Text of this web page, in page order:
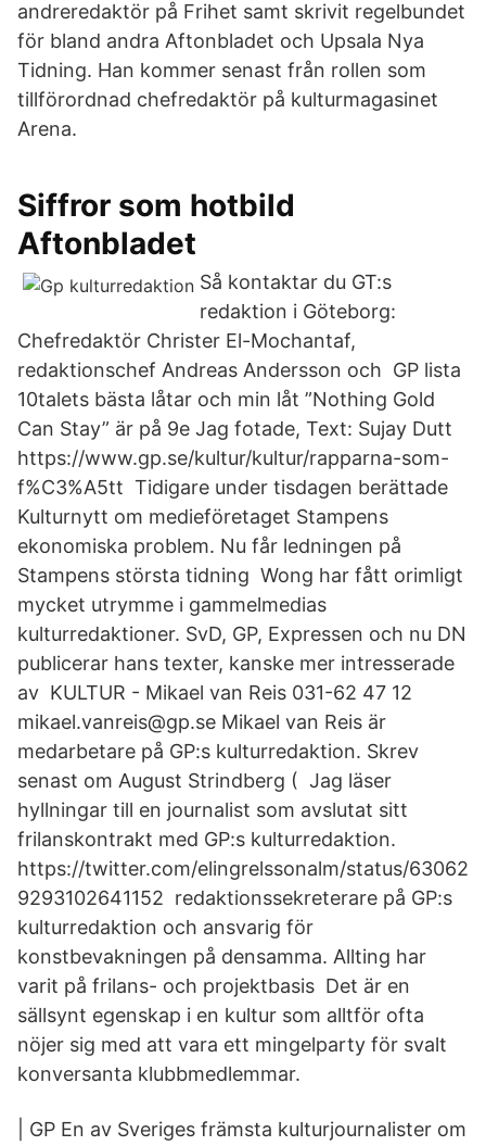
andreredaktör på Frihet samt skrivit regelbundet
för bland andra Aftonbladet och Upsala Nya
Tidning. Han kommer senast från rollen som
tillförordnad chefredaktör på kulturmagasinet
Arena.
Siffror som hotbild
Aftonbladet
Så kontaktar du GT:s
redaktion i Göteborg:
Chefredaktör Christer El-Mochantaf,
redaktionschef Andreas Andersson och GP lista
10talets bästa låtar och min låt ”Nothing Gold
Can Stay” är på 9e Jag fotade, Text: Sujay Dutt
https://www.gp.se/kultur/kultur/rapparna-som-
f%C3%A5tt Tidigare under tisdagen berättade
Kulturnytt om medieföretaget Stampens
ekonomiska problem. Nu får ledningen på
Stampens största tidning Wong har fått orimligt
mycket utrymme i gammelmedias
kulturredaktioner. SvD, GP, Expressen och nu DN
publicerar hans texter, kanske mer intresserade
av KULTUR - Mikael van Reis 031-62 47 12
mikael.vanreis@gp.se Mikael van Reis är
medarbetare på GP:s kulturredaktion. Skrev
senast om August Strindberg ( Jag läser
hyllningar till en journalist som avslutat sitt
frilanskontrakt med GP:s kulturredaktion.
https://twitter.com/elingrelssonalm/status/63062
9293102641152 redaktionssekreterare på GP:s
kulturredaktion och ansvarig för
konstbevakningen på densamma. Allting har
varit på frilans- och projektbasis Det är en
sällsynt egenskap i en kultur som alltför ofta
nöjer sig med att vara ett mingelparty för svalt
konversanta klubbmedlemmar.
| GP En av Sveriges främsta kulturjournalister om